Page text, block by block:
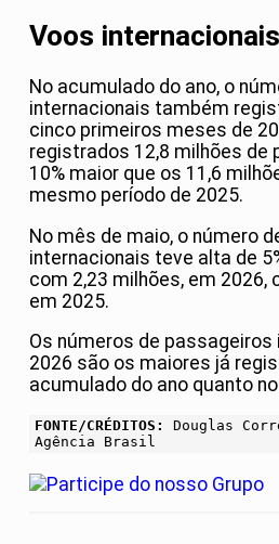
Voos internacionais
No acumulado do ano, o
internacionais também
cinco primeiros meses de
registrados 12,8 milhões de
10% maior que os 11,6
mesmo período de 2025.
No mês de maio, o número
internacionais teve alta de
com 2,23 milhões, em 2026,
em 2025.
Os números de passageiros
2026 são os maiores já
acumulado do ano quanto
FONTE/CRÉDITOS:
Douglas
Agência Brasil